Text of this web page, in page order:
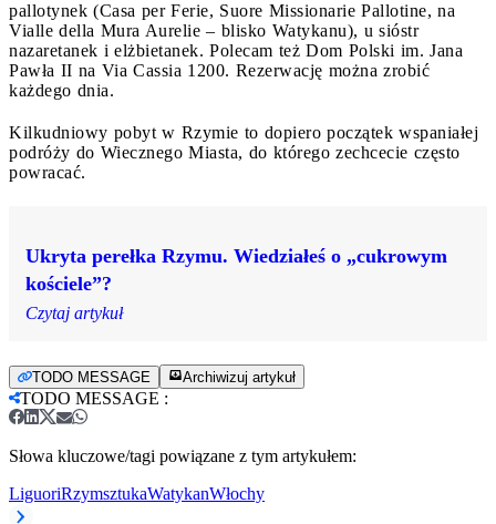
pallotynek (Casa per Ferie, Suore Missionarie Pallotine, na
Vialle della Mura Aurelie – blisko Watykanu), u sióstr
nazaretanek i elżbietanek. Polecam też Dom Polski im. Jana
Pawła II na Via Cassia 1200. Rezerwację można zrobić
każdego dnia.
Kilkudniowy pobyt w Rzymie to dopiero początek wspaniałej
podróży do Wiecznego Miasta, do którego zechcecie często
powracać.
Ukryta perełka Rzymu. Wiedziałeś o „cukrowym
kościele”?
Czytaj artykuł
TODO MESSAGE Archiwizuj artykuł
TODO MESSAGE :
Słowa kluczowe/tagi powiązane z tym artykułem:
LiguoriRzymsztukaWatykanWłochy